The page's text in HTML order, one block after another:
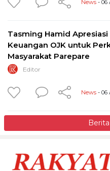
News - 06
Tasming Hamid Apresiasi
Keuangan OJK untuk
Masyarakat Parepare
Editor
News - 06